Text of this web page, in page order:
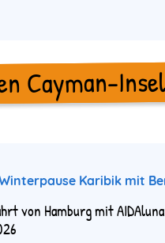
Cayman-
Karibik mit
von Hamburg mit